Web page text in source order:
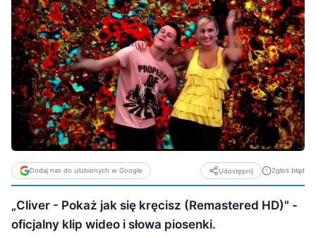
Dodaj nas do ulubionych w Google Udostępnij Zgłoś błąd
„Cliver - Pokaż jak się kręcisz (Remastered HD)" -
oficjalny klip wideo i słowa piosenki.